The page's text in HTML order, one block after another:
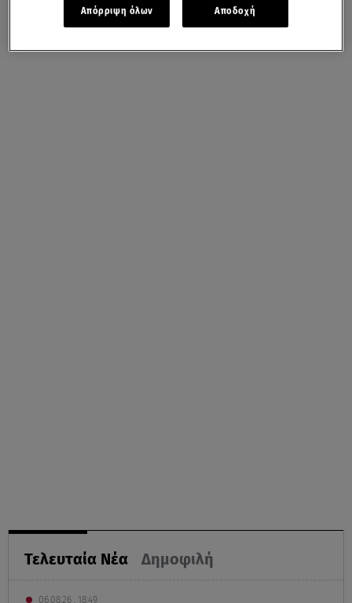
Τελευταία Νέα Δημοφιλή
06.08.26 , 18:49
Απόρριψη όλων Αποδοχή